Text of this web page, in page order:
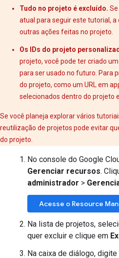
Tudo no projeto é excluído.
atual para seguir este tutorial,
outras ações feitas no projeto.
Os IDs do projeto
projeto, você pode ter criado
para ser usado no futuro. Para
do projeto, como um URL em
selecionados dentro do projeto
Se você planeja explorar vários
reutilização de projetos pode evitar
do projeto.
No console do Google
Gerenciar recursos.
administrador >
Acesse o Resource
Na lista de projetos,
quer excluir e clique em
Na caixa de diálogo,